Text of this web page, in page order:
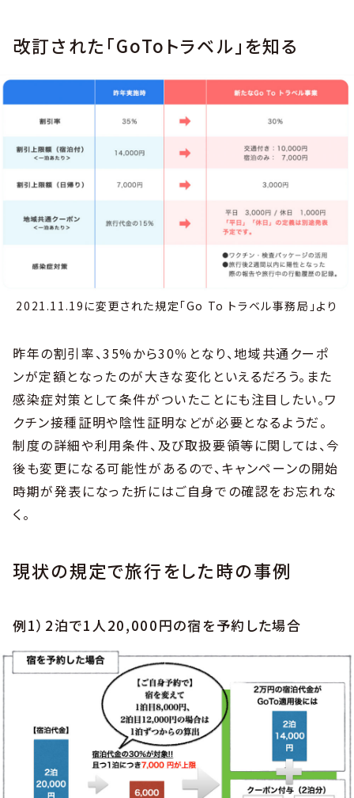
改訂された「GoToトラベル」を知る
2021.11.19に変更された規定「Go To トラベル事務局」より
昨年の割引率、35%から30％となり、地域共通クーポ
ンが定額となったのが大きな変化といえるだろう。また
感染症対策として条件がついたことにも注目したい。ワ
クチン接種証明や陰性証明などが必要となるようだ。
制度の詳細や利用条件、及び取扱要領等に関しては、今
後も変更になる可能性があるので、キャンペーンの開始
時期が発表になった折にはご自身での確認をお忘れな
く。
現状の規定で旅行をした時の事例
例1）2泊で1人20,000円の宿を予約した場合